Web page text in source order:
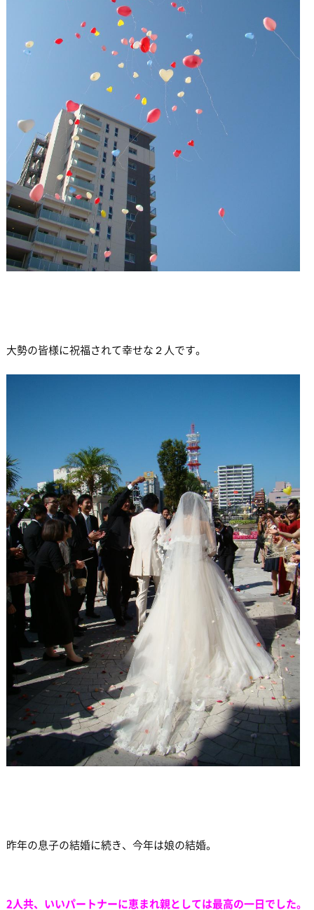
大勢の皆様に祝福されて幸せな２人です。
昨年の息子の結婚に続き、今年は娘の結婚。
2人共、いいパートナーに恵まれ親としては最高の一日でした。